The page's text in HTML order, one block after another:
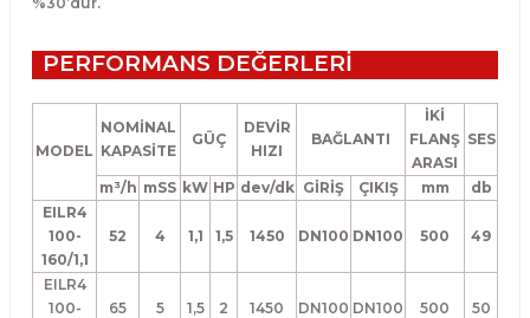
PERFORMANS DEĞERLERİ
MODEL
NOMİNAL
KAPASİTE
GÜÇ
DEVİR
HIZI
BAĞLANTI
İKİ
FLANŞ
ARASI
SES
m³/h mSS kW HP dev/dk GİRİŞ ÇIKIŞ mm
db
EILR4
100-
160/1,1
52 4 1,1 1,5 1450 DN100 DN100 500 49
EILR4
100-
65 5 1,5 2 1450 DN100 DN100 500 50